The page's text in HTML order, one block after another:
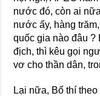
nước đó, còn ai
nước ấy, hàng
quốc gia nào đâu ?
địch, thì kêu gọi
vơ cho thần dân,
Lại nữa, Bố thí